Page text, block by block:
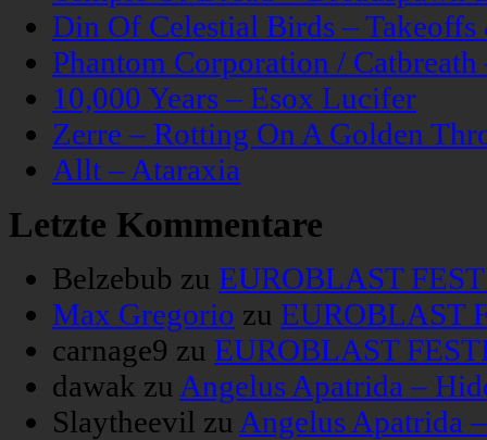
Din Of Celestial Birds –
Phantom Corporation /
10,000 Years – Esox Lucifer
Zerre – Rotting On A Golden
Allt – Ataraxia
Letzte Kommentare
Belzebub zu EUROBLAST
Max Gregorio zu EUROBLAST
carnage9 zu EUROBLAST
dawak zu Angelus Apatrida –
Slaytheevil zu Angelus Apatrida